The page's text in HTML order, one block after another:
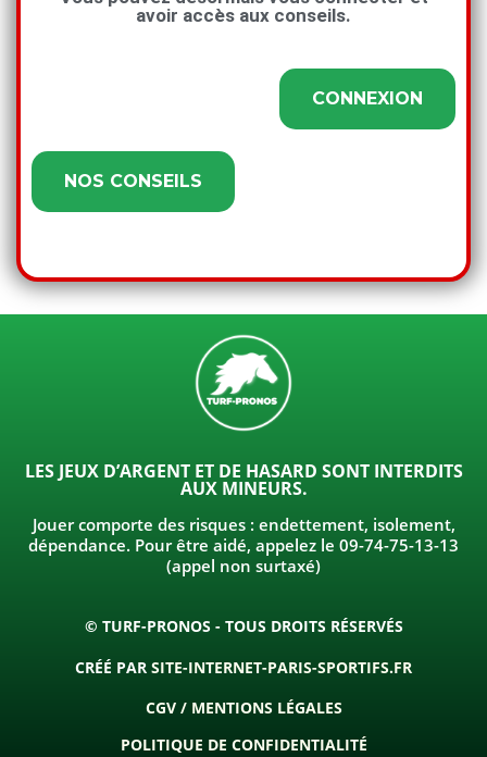
avoir accès aux conseils.
CONNEXION
NOS CONSEILS
LES JEUX D’ARGENT ET DE HASARD SONT INTERDITS
AUX MINEURS.
Jouer comporte des risques : endettement, isolement,
dépendance. Pour être aidé, appelez le 09-74-75-13-13
(appel non surtaxé)
© TURF-PRONOS - TOUS DROITS RÉSERVÉS
CRÉÉ PAR SITE-INTERNET-PARIS-SPORTIFS.FR
CGV / MENTIONS LÉGALES
POLITIQUE DE CONFIDENTIALITÉ